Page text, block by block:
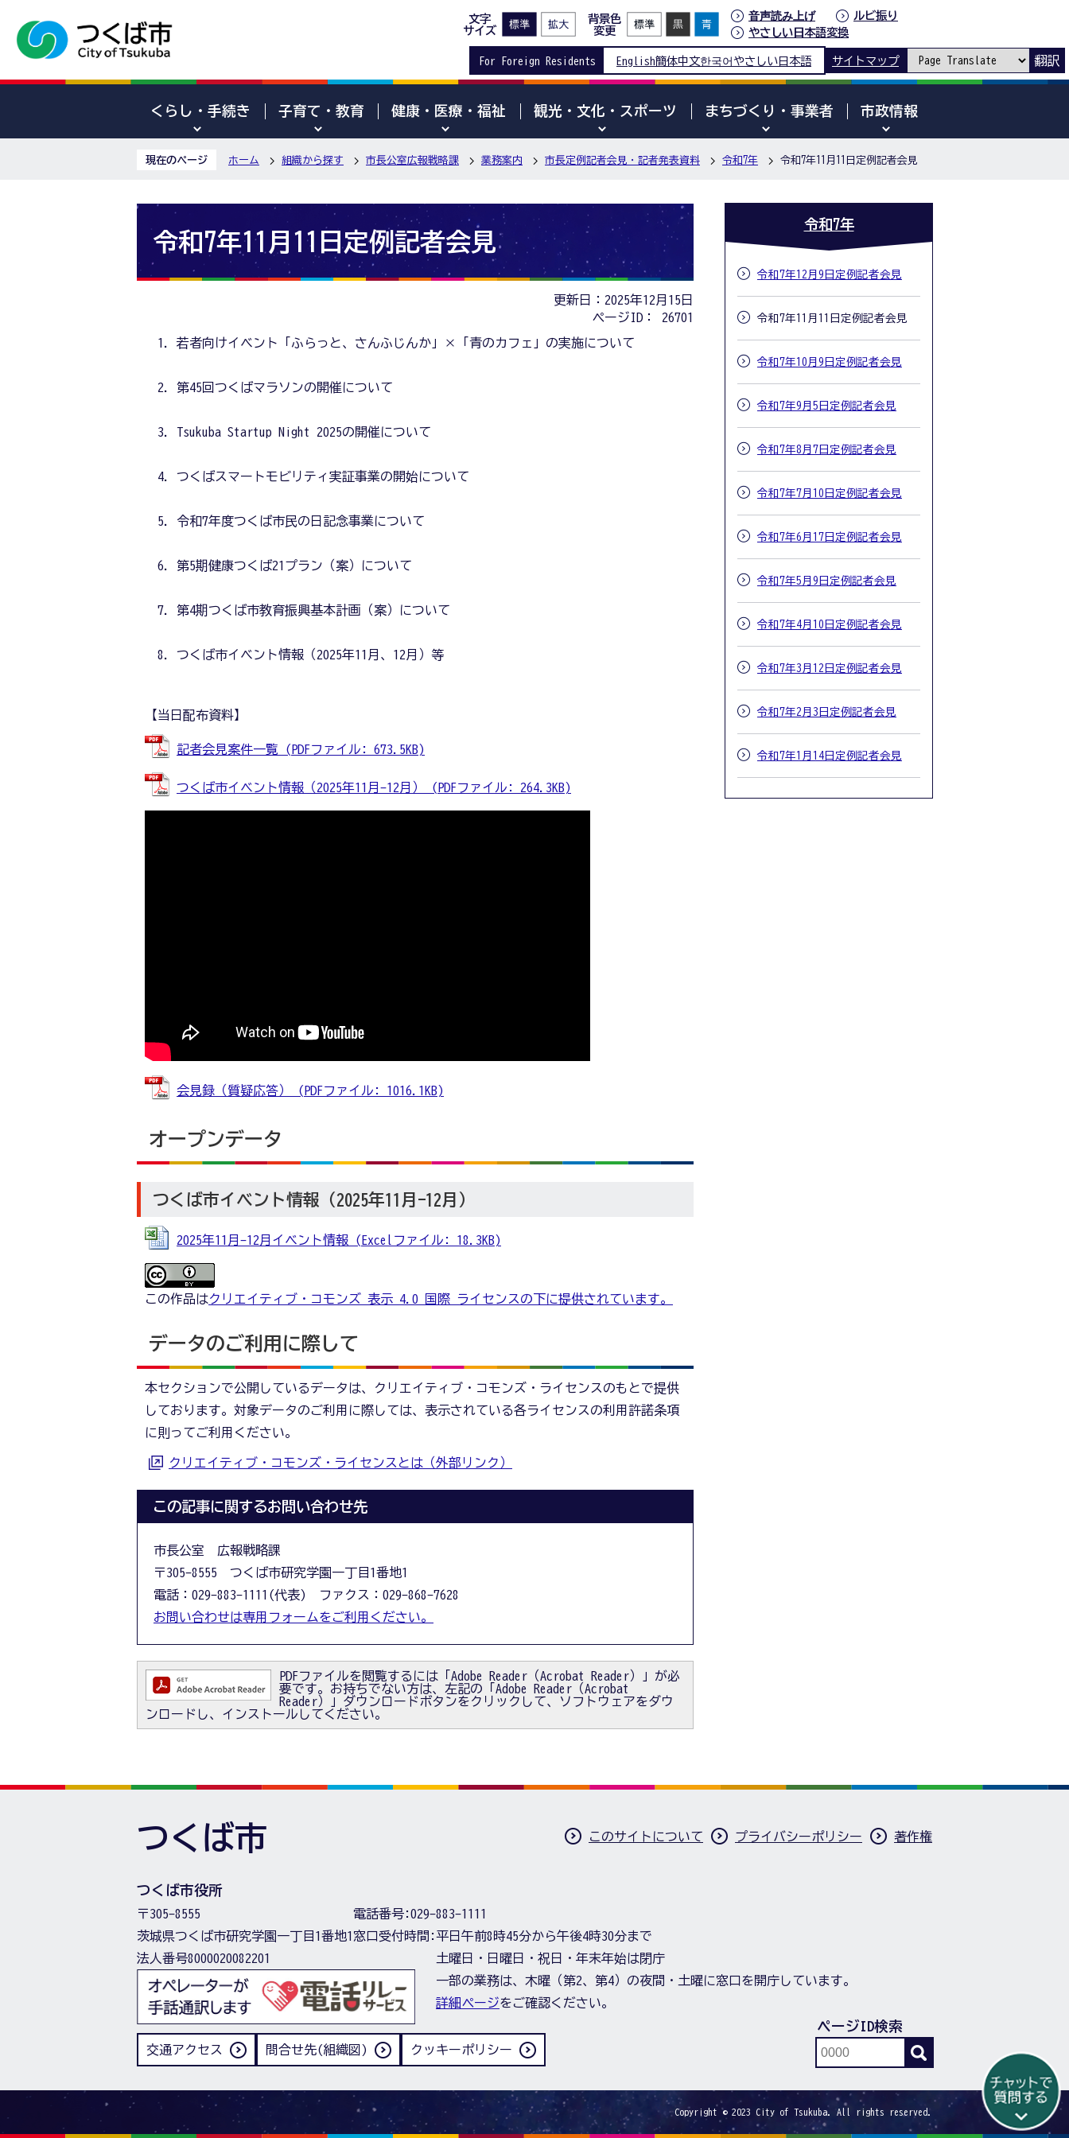
文字
サイズ
背景色
変更
音声読み上げ
ルビ振り
やさしい日本語変換
For Foreign Residents English簡体中文한국어 やさしい日本語 サイトマップ 翻訳
くらし・手続き 子育て・教育 健康・医療・福祉 観光・文化・スポーツ まちづくり・事業者 市政情報
現在のページ ホーム 組織から探す 市長公室広報戦略課 業務案内 市長定例記者会見・記者発表資料 令和7年 令和7年11月11日定例記者会見
令和7年11月11日定例記者会見
更新日：2025年12月15日
ページID：
26701
若者向けイベント「ふらっと、さんふじんか」×「青のカフェ」の実施について
第45回つくばマラソンの開催について
Tsukuba Startup Night 2025の開催について
つくばスマートモビリティ実証事業の開始について
令和7年度つくば市民の日記念事業について
第5期健康つくば21プラン（案）について
第4期つくば市教育振興基本計画（案）について
つくば市イベント情報（2025年11月、12月）等
【当日配布資料】
記者会見案件一覧 (PDFファイル: 673.5KB)
つくば市イベント情報（2025年11月-12月） (PDFファイル: 264.3KB)
会見録（質疑応答） (PDFファイル: 1016.1KB)
オープンデータ
つくば市イベント情報（2025年11月-12月）
2025年11月-12月イベント情報 (Excelファイル: 18.3KB)
この作品はクリエイティブ・コモンズ 表示 4.0 国際 ライセンスの下に提供されています。
データのご利用に際して
本セクションで公開しているデータは、クリエイティブ・コモンズ・ライセンスのもとで提供
しております。対象データのご利用に際しては、表示されている各ライセンスの利用許諾条項
に則ってご利用ください。
クリエイティブ・コモンズ・ライセンスとは（外部リンク）
この記事に関するお問い合わせ先
市長公室 広報戦略課
〒305-8555 つくば市研究学園一丁目1番地1
電話：029-883-1111(代表) ファクス：029-868-7628
お問い合わせは専用フォームをご利用ください。
PDFファイルを閲覧するには「Adobe Reader（Acrobat Reader）」が必
要です。お持ちでない方は、左記の「Adobe Reader（Acrobat
Reader）」ダウンロードボタンをクリックして、ソフトウェアをダウ
ンロードし、インストールしてください。
令和7年
令和7年12月9日定例記者会見
令和7年11月11日定例記者会見
令和7年10月9日定例記者会見
令和7年9月5日定例記者会見
令和7年8月7日定例記者会見
令和7年7月10日定例記者会見
令和7年6月17日定例記者会見
令和7年5月9日定例記者会見
令和7年4月10日定例記者会見
令和7年3月12日定例記者会見
令和7年2月3日定例記者会見
令和7年1月14日定例記者会見
つくば市 このサイトについて プライバシーポリシー 著作権
つくば市役所
〒305-8555
茨城県つくば市研究学園一丁目1番地1
法人番号8000020082201
電話番号:029-883-1111
窓口受付時間:平日午前8時45分から午後4時30分まで
土曜日・日曜日・祝日・年末年始は閉庁
一部の業務は、木曜（第2、第4）の夜間・土曜に窓口を開庁しています。
詳細ページをご確認ください。
交通アクセス 問合せ先(組織図) クッキーポリシー
ページID検索
Copyright © 2023 City of Tsukuba. All rights reserved.